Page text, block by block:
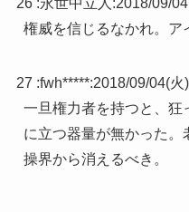
26 :永世中立人 :2018/09/
権威を信じるなかれ。ア
27 :fwh*****:2018/09/04(火
一旦権力者を持つと、狂
に立つ器量が無かった
操界から消えるべき。